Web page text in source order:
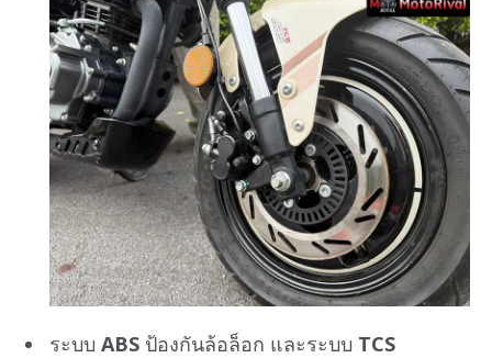
ระบบ ABS ป้องกันล้อล็อก และระบบ TCS